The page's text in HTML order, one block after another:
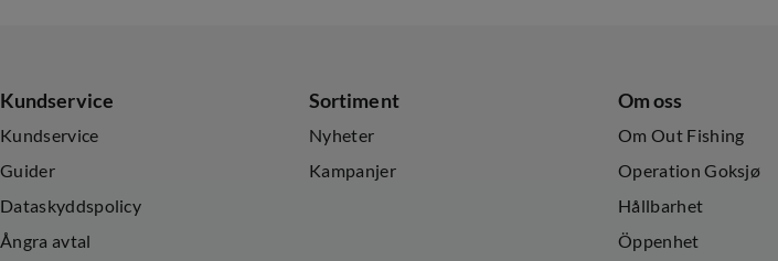
Kundservice
Kundservice
Guider
Dataskyddspolicy
Ångra avtal
Sortiment
Nyheter
Kampanjer
Om oss
Om Out Fishing
Operation Goksjø
Hållbarhet
Öppenhet